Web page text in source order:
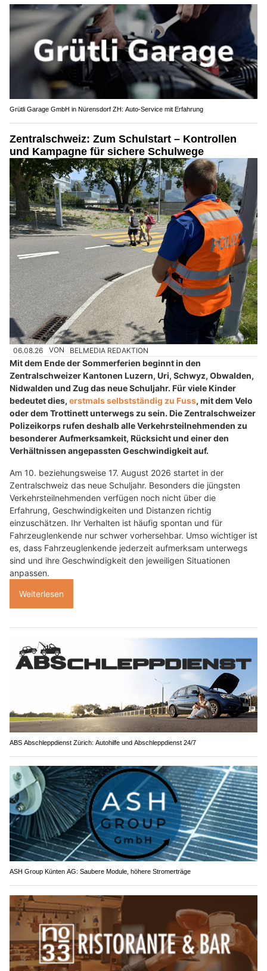
Grütli Garage GmbH in Nürensdorf ZH: Auto-Service mit Erfahrung
Zentralschweiz: Zum Schulstart – Kontrollen
und Kampagne für sichere Schulwege
06.08.26 VON BELMEDIA REDAKTION
Mit dem Ende der Sommerferien beginnt in den
Zentralschweizer Kantonen Luzern, Uri, Schwyz, Obwalden,
Nidwalden und Zug das neue Schuljahr. Für viele Kinder
bedeutet dies, erstmals selbstständig zu Fuss, mit dem Velo
oder dem Trottinett unterwegs zu sein. Die Zentralschweizer
Polizeikorps rufen deshalb alle Verkehrsteilnehmenden zu
besonderer Aufmerksamkeit, Rücksicht und einer den
Verhältnissen angepassten Geschwindigkeit auf.
Am 10. beziehungsweise 17. August 2026 startet in der
Zentralschweiz das neue Schuljahr. Besonders die jüngsten
Verkehrsteilnehmenden verfügen noch nicht über die
Erfahrung, Geschwindigkeiten und Distanzen richtig
einzuschätzen. Ihr Verhalten ist häufig spontan und für
Fahrzeuglenkende nur schwer vorhersehbar. Umso wichtiger ist
es, dass Fahrzeuglenkende jederzeit aufmerksam unterwegs
sind und ihre Geschwindigkeit den jeweiligen Situationen
anpassen.
Weiterlesen
ABS Abschleppdienst Zürich: Autohilfe und Abschleppdienst 24/7
ASH Group Künten AG: Saubere Module, höhere Stromerträge